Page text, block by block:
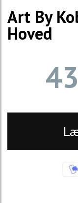
Art By
Hoved